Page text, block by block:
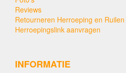
Reviews
Retourneren Herroeping en Ruilen
Herroepingslink aanvragen
INFORMATIE